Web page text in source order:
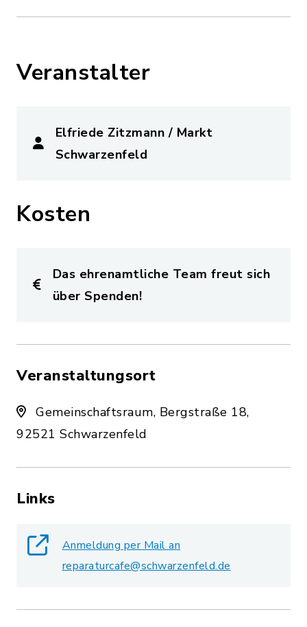
Veranstalter
Elfriede Zitzmann / Markt
Schwarzenfeld
Kosten
Das ehrenamtliche Team freut sich
über Spenden!
Veranstaltungsort
Gemeinschaftsraum, Bergstraße 18,
92521 Schwarzenfeld
Links
Anmeldung per Mail an
reparaturcafe@schwarzenfeld.de